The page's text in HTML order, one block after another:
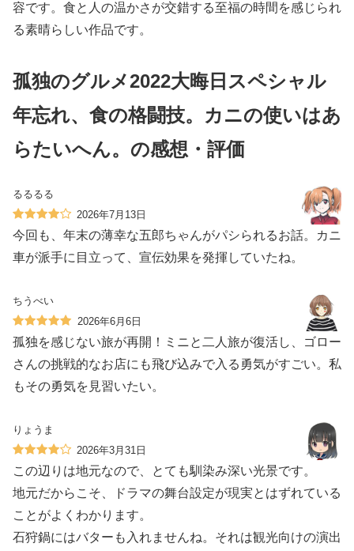
容です。食と人の温かさが交錯する至福の時間を感じられ
る素晴らしい作品です。
孤独のグルメ2022大晦日スペシャル
年忘れ、食の格闘技。カニの使いはあ
らたいへん。の感想・評価
るるるる
2026年7月13日
今回も、年末の薄幸な五郎ちゃんがパシられるお話。カニ
車が派手に目立って、宣伝効果を発揮していたね。
ちうべい
2026年6月6日
孤独を感じない旅が再開！ミニと二人旅が復活し、ゴロー
さんの挑戦的なお店にも飛び込みで入る勇気がすごい。私
もその勇気を見習いたい。
りょうま
2026年3月31日
この辺りは地元なので、とても馴染み深い光景です。
地元だからこそ、ドラマの舞台設定が現実とはずれている
ことがよくわかります。
石狩鍋にはバターも入れませんね。それは観光向けの演出